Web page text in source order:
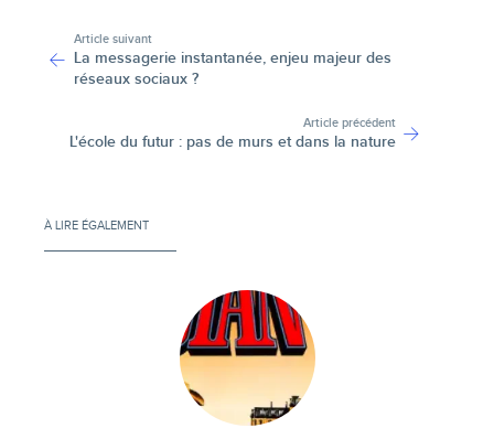
Article suivant
La messagerie instantanée, enjeu majeur des
réseaux sociaux ?
Article précédent
L'école du futur : pas de murs et dans la nature
À LIRE ÉGALEMENT